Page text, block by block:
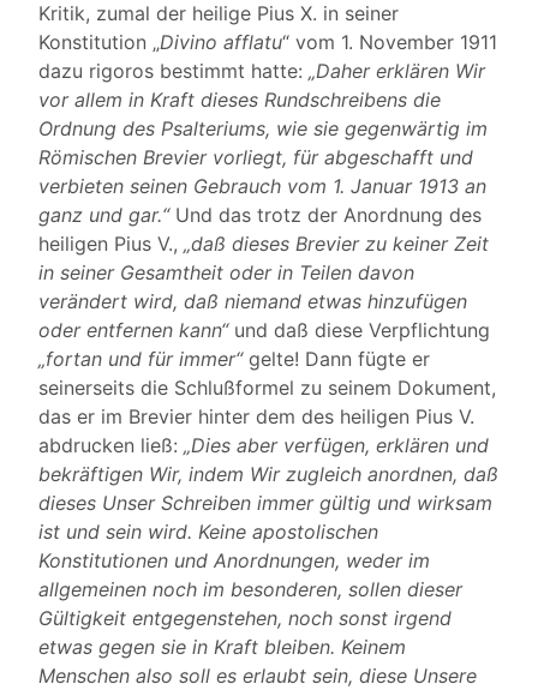
Kritik, zumal der heilige Pius X. in seiner
Konstitution „Divino afflatu“ vom 1. November 1911
dazu rigoros bestimmt hatte: „Daher erklären Wir
vor allem in Kraft dieses Rundschreibens die
Ordnung des Psalteriums, wie sie gegenwärtig im
Römischen Brevier vorliegt, für abgeschafft und
verbieten seinen Gebrauch vom 1. Januar 1913 an
ganz und gar.“Und das trotz der Anordnung des
heiligen Pius V., „daß dieses Brevier zu keiner Zeit
in seiner Gesamtheit oder in Teilen davon
verändert wird, daß niemand etwas hinzufügen
oder entfernen kann“und daß diese Verpflichtung
„fortan und für immer“gelte! Dann fügte er
seinerseits die Schlußformel zu seinem Dokument,
das er im Brevier hinter dem des heiligen Pius V.
abdrucken ließ: „Dies aber verfügen, erklären und
bekräftigen Wir, indem Wir zugleich anordnen, daß
dieses Unser Schreiben immer gültig und wirksam
ist und sein wird. Keine apostolischen
Konstitutionen und Anordnungen, weder im
allgemeinen noch im besonderen, sollen dieser
Gültigkeit entgegenstehen, noch sonst irgend
etwas gegen sie in Kraft bleiben. Keinem
Menschen also soll es erlaubt sein, diese Unsere